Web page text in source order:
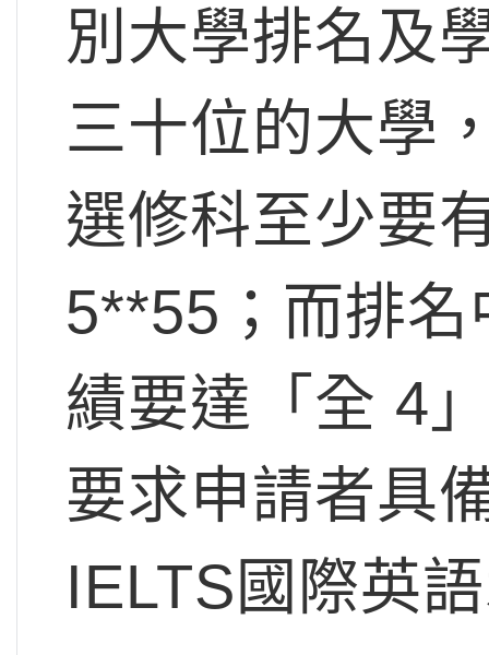
別大學排名及
三十位的大學
選修科至少要
5**55；而排
績要達「全 4
要求申請者具
IELTS國際英